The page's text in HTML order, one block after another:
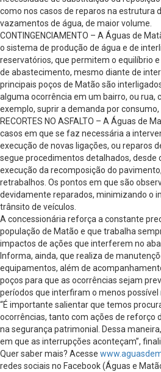
como nos casos de reparos na estrutura
vazamentos de água, de maior volume.
CONTINGENCIAMENTO – A Águas de
o sistema de produção de água e de
reservatórios, que permitem o equilíbrio
de abastecimento, mesmo diante de
principais poços de Matão são
alguma ocorrência em um bairro, ou rua,
exemplo, suprir a demanda por consumo,
RECORTES NO ASFALTO – A Águas de
casos em que se faz necessária a
execução de novas ligações, ou reparos
segue procedimentos detalhados, desde
execução da recomposição do
retrabalhos. Os pontos em que são
devidamente reparados, minimizando o
trânsito de veículos.
A concessionária reforça a constante
população de Matão e que trabalha
impactos de ações que interferem no
Informa, ainda, que realiza de
equipamentos, além de
poços para que as ocorrências sejam
períodos que interfiram o menos possível
“É importante salientar que temos
ocorrências, tanto com ações de reforço
na segurança patrimonial. Dessa
em que as interrupções aconteçam”,
Quer saber mais? Acesse
redes sociais no Facebook (Águas e